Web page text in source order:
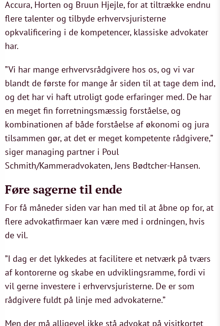
Accura, Horten og Bruun Hjejle, for at tiltrække endnu
flere talenter og tilbyde erhvervsjuristerne
opkvalificering i de kompetencer, klassiske advokater
har.
”Vi har mange erhvervsrådgivere hos os, og vi var
blandt de første for mange år siden til at tage dem ind,
og det har vi haft utroligt gode erfaringer med. De har
en meget fin forretningsmæssig forståelse, og
kombinationen af både forståelse af økonomi og jura
tilsammen gør, at det er meget kompetente rådgivere,”
siger managing partner i Poul
Schmith/Kammeradvokaten, Jens Bødtcher-Hansen.
Føre sagerne til ende
For få måneder siden var han med til at åbne op for, at
flere advokatfirmaer kan være med i ordningen, hvis
de vil.
”I dag er det lykkedes at facilitere et netværk på tværs
af kontorerne og skabe en udviklingsramme, fordi vi
vil gerne investere i erhvervsjuristerne. De er som
rådgivere fuldt på linje med advokaterne.”
Men der må alligevel ikke stå advokat på visitkortet